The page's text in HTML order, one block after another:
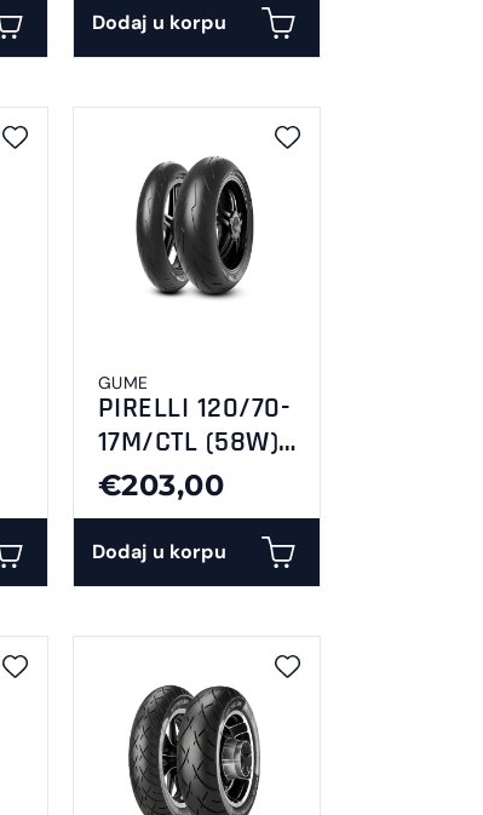
Dodaj u korpu
GUME
PIRELLI 120/70-
17M/CTL (58W)
DIABLO ROSSO
4-F
€203,00
Dodaj u korpu